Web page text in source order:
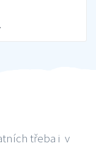
třeba i v